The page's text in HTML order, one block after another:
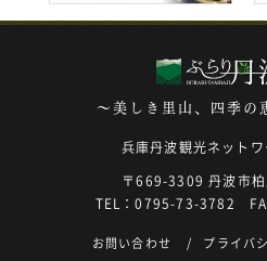
～美しき里山、四季の
兵庫丹波観光ネット
〒669-3309 丹波市
TEL：0795-73-3782
お問い合わせ プライバ